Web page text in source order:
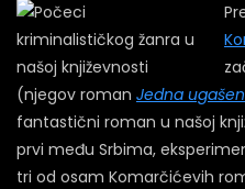
(njegov roman Jedna
fantastični roman u našoj
prvi među Srbima,
tri od osam Komarčićevih